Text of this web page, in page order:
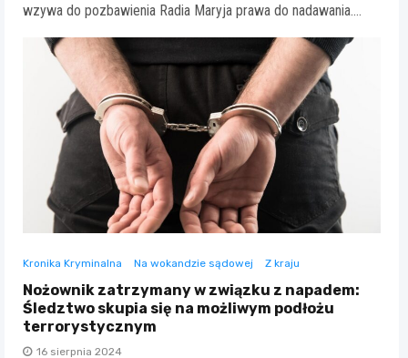
wzywa do pozbawienia Radia Maryja prawa do nadawania.…
Kronika Kryminalna Na wokandzie sądowej Z kraju
Nożownik zatrzymany w związku z napadem:
Śledztwo skupia się na możliwym podłożu
terrorystycznym
16 sierpnia 2024